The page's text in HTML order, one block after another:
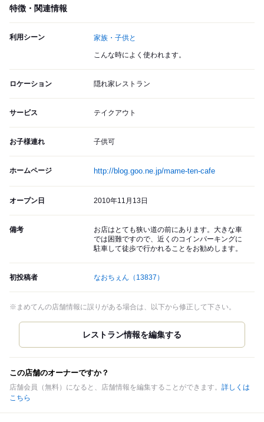
特徴・関連情報
利用シーン 家族・子供と
こんな時によく使われます。
ロケーション 隠れ家レストラン
サービス テイクアウト
お子様連れ 子供可
ホームページ http://blog.goo.ne.jp/mame-ten-cafe
オープン日 2010年11月13日
備考
お店はとても狭い道の前にあります。大きな車
では困難ですので、近くのコインパーキングに
駐車して徒歩で行かれることをお勧めします。
初投稿者 なおちぇん （13837）
※まめてんの店舗情報に誤りがある場合は、以下から修正して下さい。
この店舗のオーナーですか？
店舗会員（無料）になると、店舗情報を編集することができます。 詳しくは
こちら